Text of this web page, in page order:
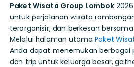
Paket Wisata Group Lombok
untuk perjalanan wisata
terorganisir, dan berkesan
Melalui halaman utamaPaket
Anda dapat menemukan berbagai
dan trip untuk keluarga besar,